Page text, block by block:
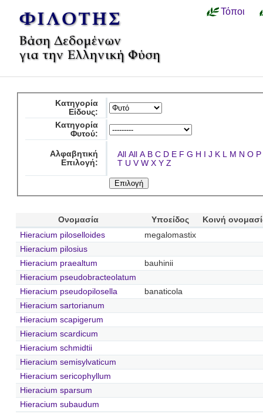
Τόποι
Κατηγορία
Είδους:
Κατηγορία
Φυτού:
Αλφαβητική
Επιλογή:
All All A B C D E F G H I J K L M N O P
T U V W X Y Z
Ονομασία Υποείδος
Κοινή
Hieracium piloselloides
megalomastix
Hieracium pilosius
Hieracium praealtum
bauhinii
Hieracium pseudobracteolatum
Hieracium pseudopilosella
banaticola
Hieracium sartorianum
Hieracium scapigerum
Hieracium scardicum
Hieracium schmidtii
Hieracium semisylvaticum
Hieracium sericophyllum
Hieracium sparsum
Hieracium subaudum